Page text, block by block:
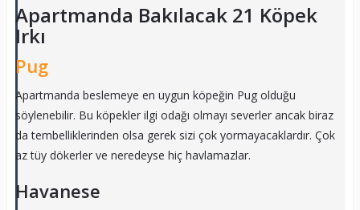
Apartmanda Bakılacak 21 Köpek
Irkı
Pug
Apartmanda beslemeye en uygun köpeğin Pug olduğu
söylenebilir. Bu köpekler ilgi odağı olmayı severler ancak biraz
da tembelliklerinden olsa gerek sizi çok yormayacaklardır. Çok
az tüy dökerler ve neredeyse hiç havlamazlar.
Havanese